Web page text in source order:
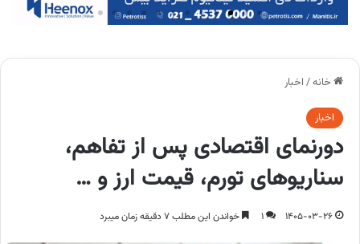
خانه/ اخبار
اخبار
دورنمای اقتصادی پس ‌از تفاهم،
سناریوهای تورم، قیمت ارز و …
1405-03-26
1 خواندن این مطلب 7 دقیقه زمان میبرد